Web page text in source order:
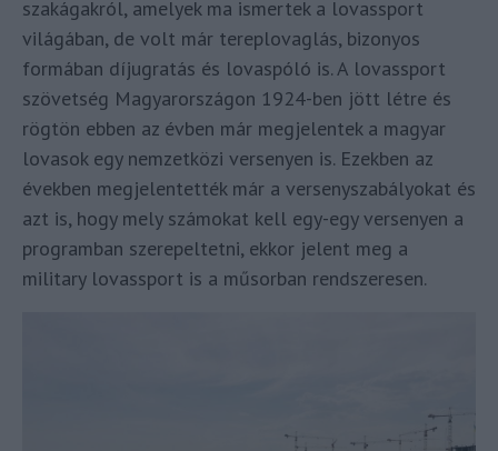
szakágakról, amelyek ma ismertek a lovassport
világában, de volt már tereplovaglás, bizonyos
formában díjugratás és lovaspóló is. A lovassport
szövetség Magyarországon 1924-ben jött létre és
rögtön ebben az évben már megjelentek a magyar
lovasok egy nemzetközi versenyen is. Ezekben az
években megjelentették már a versenyszabályokat és
azt is, hogy mely számokat kell egy-egy versenyen a
programban szerepeltetni, ekkor jelent meg a
military lovassport is a műsorban rendszeresen.